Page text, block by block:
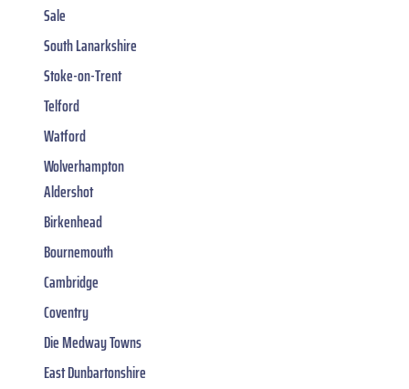
Sale
South Lanarkshire
Stoke-on-Trent
Telford
Watford
Wolverhampton
Aldershot
Birkenhead
Bournemouth
Cambridge
Coventry
Die Medway Towns
East Dunbartonshire